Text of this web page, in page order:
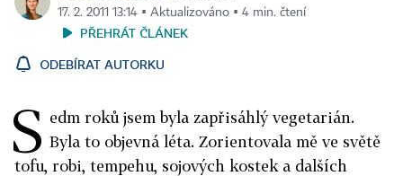
17. 2. 2011 13:14 ▪ Aktualizováno ▪ 4 min. čtení
PŘEHRÁT ČLÁNEK
ODEBÍRAT AUTORKU
S edm roků jsem byla zapřisáhlý vegetarián.
Byla to objevná léta. Zorientovala mě ve světě
tofu, robi, tempehu, sojových kostek a dalších